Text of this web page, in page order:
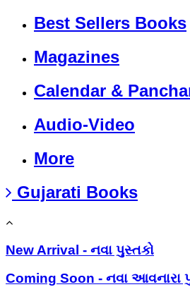
Best Sellers Books
Magazines
Calendar &
Audio-Video
More
Gujarati Books
New Arrival - નવા પુસ્તકો
Coming Soon - નવા આવનારા